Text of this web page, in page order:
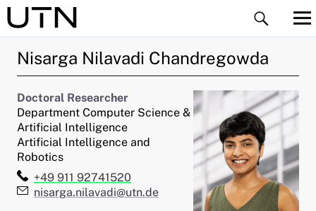
Menü aufklappen
Menü aufklappen
Nisarga Nilavadi Chandregowda
Doctoral Researcher
Department Computer Science &
Artificial Intelligence
Artificial Intelligence and
Robotics
Telefon:
+49 911 92741520
E-Mail:nisarga.nilavadi@utn.de